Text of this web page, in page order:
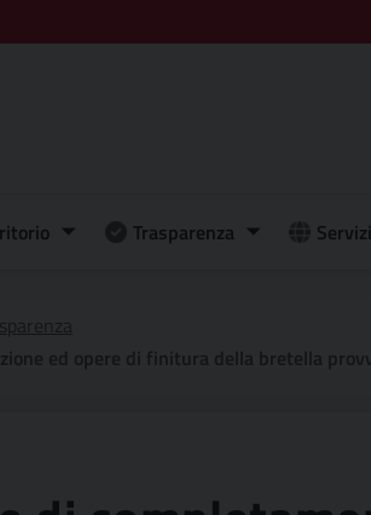
Trasparenza Servizi